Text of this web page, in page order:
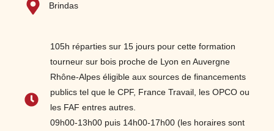
Analyser un croquis d’une pièce tournée en
Brindas
105h réparties sur 15 jours pour cette formation
tourneur sur bois proche de Lyon en Auvergne
Rhône-Alpes éligible aux sources de financements
publics tel que le CPF, France Travail, les OPCO ou
les FAF entres autres.
09h00-13h00 puis 14h00-17h00 (les horaires sont